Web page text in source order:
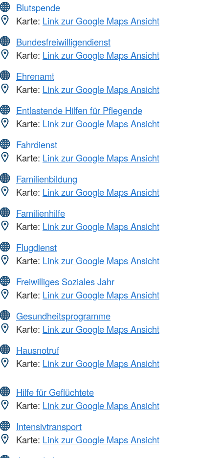
Blutspende
Karte: Link zur Google Maps Ansicht
Bundesfreiwilligendienst
Karte: Link zur Google Maps Ansicht
Ehrenamt
Karte: Link zur Google Maps Ansicht
Entlastende Hilfen für Pflegende
Karte: Link zur Google Maps Ansicht
Fahrdienst
Karte: Link zur Google Maps Ansicht
Familienbildung
Karte: Link zur Google Maps Ansicht
Familienhilfe
Karte: Link zur Google Maps Ansicht
Flugdienst
Karte: Link zur Google Maps Ansicht
Freiwilliges Soziales Jahr
Karte: Link zur Google Maps Ansicht
Gesundheitsprogramme
Karte: Link zur Google Maps Ansicht
Hausnotruf
Karte: Link zur Google Maps Ansicht
Hilfe für Geflüchtete
Karte: Link zur Google Maps Ansicht
Intensivtransport
Karte: Link zur Google Maps Ansicht